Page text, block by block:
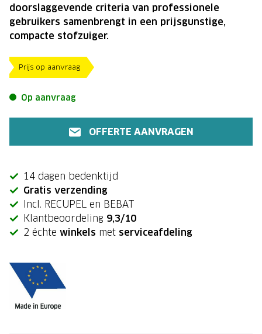
Prijs op aanvraag
Op aanvraag
OFFERTE AANVRAGEN
14 dagen bedenktijd
Gratis verzending
Incl. RECUPEL en BEBAT
Klantbeoordeling 9,3/10
2 échte winkels met serviceafdeling
doorslaggevende criteria van professionele
gebruikers samenbrengt in een prijsgunstige,
compacte stofzuiger.